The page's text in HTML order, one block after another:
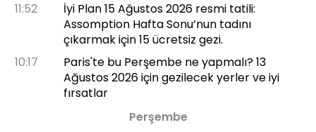
11:52
İyi Plan 15 Ağustos 2026 resmi tatili:
Assomption Hafta Sonu’nun tadını
çıkarmak için 15 ücretsiz gezi.
10:17
Paris'te bu Perşembe ne yapmalı? 13
Ağustos 2026 için gezilecek yerler ve iyi
fırsatlar
Perşembe